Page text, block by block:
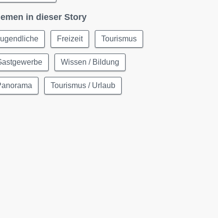
in dieser Story
Freizeit Tourismus
Wissen / Bildung
Tourismus / Urlaub